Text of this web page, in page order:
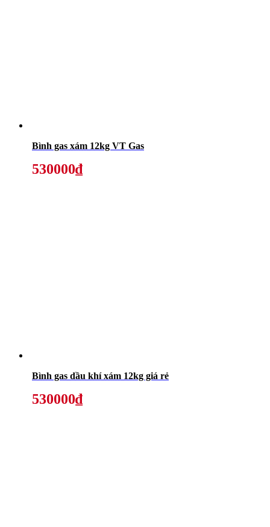
Bình gas xám 12kg VT Gas
530000₫
Bình gas dầu khí xám 12kg giá rẻ
530000₫